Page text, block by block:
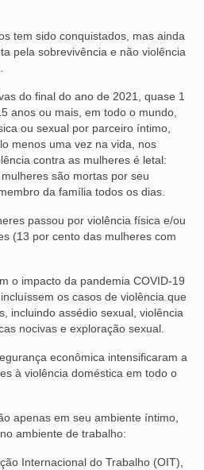
tem sido conquistados, mas ainda
pela sobrevivência e não violência
do final do ano de 2021, quase 1
anos ou mais, em todo o mundo,
ou sexual por parceiro íntimo,
menos uma vez na vida, nos
contra as mulheres é letal:
são mortas por seu
da família todos os dias.
passou por violência física e/ou
(13 por cento das mulheres com
o impacto da pandemia COVID-19
os casos de violência que
incluindo assédio sexual, violência
nocivas e exploração sexual.
econômica intensificaram a
à violência doméstica em todo o
apenas em seu ambiente íntimo,
ambiente de trabalho:
Internacional do Trabalho (OIT),